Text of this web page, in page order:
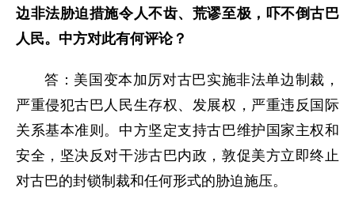
边非法胁迫措施令人不齿、荒谬至极，吓不倒古巴
人民。中方对此有何评论？
答：美国变本加厉对古巴实施非法单边制裁，
严重侵犯古巴人民生存权、发展权，严重违反国际
关系基本准则。中方坚定支持古巴维护国家主权和
安全，坚决反对干涉古巴内政，敦促美方立即终止
对古巴的封锁制裁和任何形式的胁迫施压。